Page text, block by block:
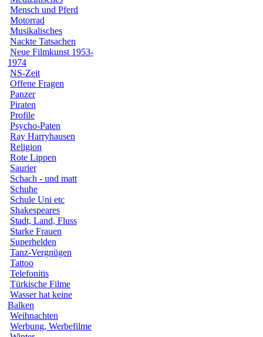
Mensch und Pferd
Motorrad
Musikalisches
Nackte Tatsachen
Neue Filmkunst 1953-
1974
NS-Zeit
Offene Fragen
Panzer
Piraten
Profile
Psycho-Paten
Ray Harryhausen
Religion
Rote Lippen
Saurier
Schach - und matt
Schuhe
Schule Uni etc
Shakespeares
Stadt, Land, Fluss
Starke Frauen
Superhelden
Tanz-Vergnügen
Tattoo
Telefonitis
Türkische Filme
Wasser hat keine
Balken
Weihnachten
Werbung, Werbefilme